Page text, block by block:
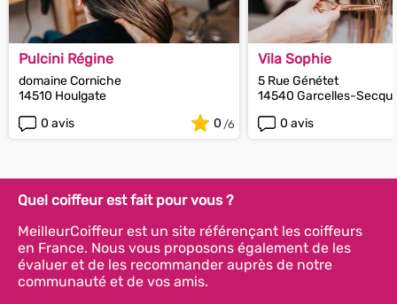
Pulcini Régine
domaine Corniche
14510 Houlgate
0 avis
0
Vila Sophie
5 Rue Génétet
14540 Garcelles-
0 avis
Quel coiffeur est fait pour vous ?
MeilleurCoiffeur est un site référençant les coiffeurs
en France. Nous vous proposons également de les
évaluer et de les recommander auprès de notre
communauté et de vos amis.